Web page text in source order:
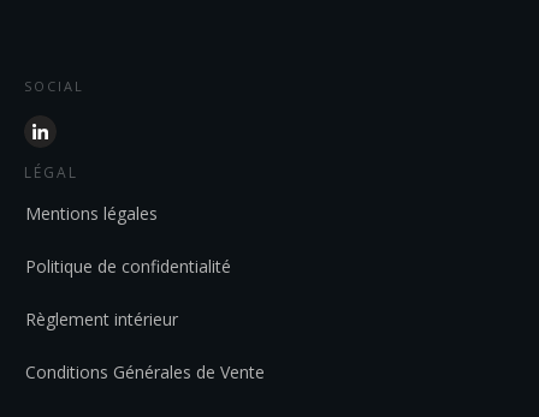
SOCIAL
LÉGAL
Mentions légales
Politique de confidentialité
Règlement intérieur
Conditions Générales de Vente